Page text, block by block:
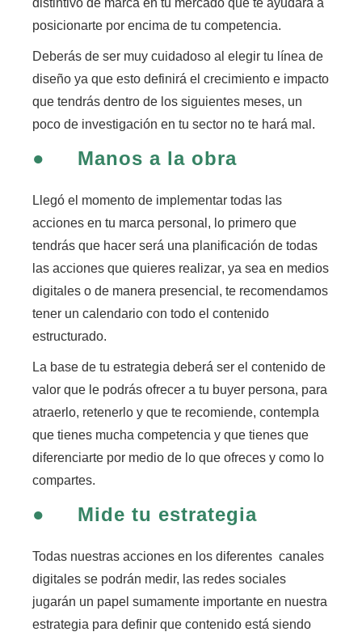
distintivo de marca en tu mercado que te ayudará a
posicionarte por encima de tu competencia.
Deberás de ser muy cuidadoso al elegir tu línea de
diseño ya que esto definirá el crecimiento e impacto
que tendrás dentro de los siguientes meses, un
poco de investigación en tu sector no te hará mal.
● Manos a la obra
Llegó el momento de implementar todas las
acciones en tu marca personal, lo primero que
tendrás que hacer será una planificación de todas
las acciones que quieres realizar, ya sea en medios
digitales o de manera presencial, te recomendamos
tener un calendario con todo el contenido
estructurado.
La base de tu estrategia deberá ser el contenido de
valor que le podrás ofrecer a tu buyer persona, para
atraerlo, retenerlo y que te recomiende, contempla
que tienes mucha competencia y que tienes que
diferenciarte por medio de lo que ofreces y como lo
compartes.
● Mide tu estrategia
Todas nuestras acciones en los diferentes canales
digitales se podrán medir, las redes sociales
jugarán un papel sumamente importante en nuestra
estrategia para definir que contenido está siendo